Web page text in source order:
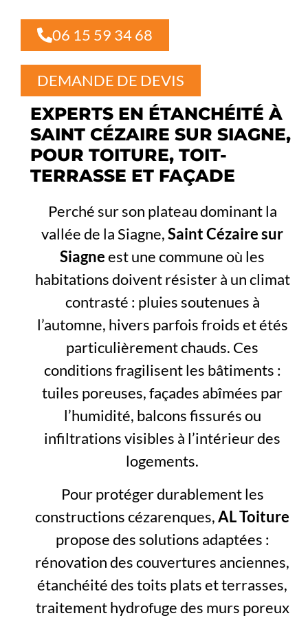
06 15 59 34 68
DEMANDE DE DEVIS
EXPERTS EN ÉTANCHÉITÉ À
SAINT CÉZAIRE SUR SIAGNE,
POUR TOITURE, TOIT-
TERRASSE ET FAÇADE
Perché sur son plateau dominant la
vallée de la Siagne,Saint Cézaire sur
Siagneest une commune où les
habitations doivent résister à un climat
contrasté : pluies soutenues à
l’automne, hivers parfois froids et étés
particulièrement chauds. Ces
conditions fragilisent les bâtiments :
tuiles poreuses, façades abîmées par
l’humidité, balcons fissurés ou
infiltrations visibles à l’intérieur des
logements.
Pour protéger durablement les
constructions cézarenques,AL Toiture
propose des solutions adaptées :
rénovation des couvertures anciennes,
étanchéité des toits plats et terrasses,
traitement hydrofuge des murs poreux